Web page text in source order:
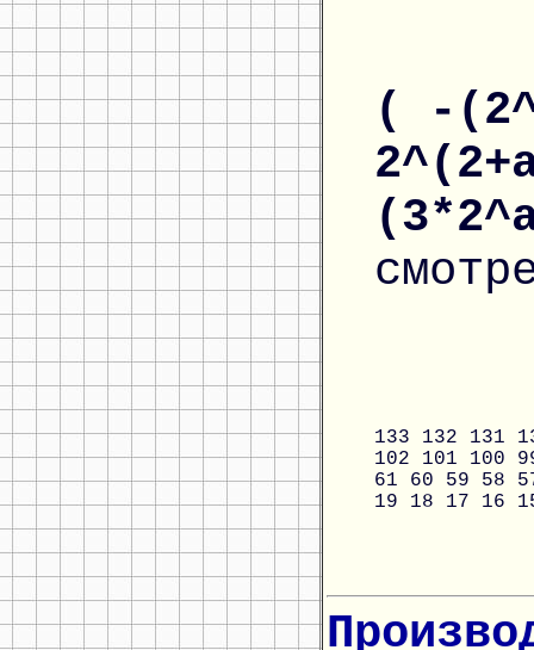
( -
133 132 131
102
101 100
61
60 59 58
19
18 17 16